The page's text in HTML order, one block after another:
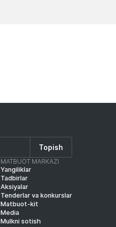
Topish
MATBUOT MARKAZI
Yangiliklar
Tadbirlar
Aksiyalar
Tenderlar va konkurslar
Matbuot-kit
Media
Mulkni sotish